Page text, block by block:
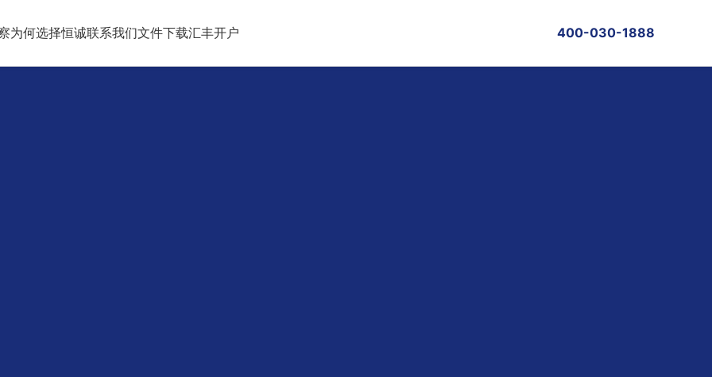
为何选择恒诚联系我们文件下载汇丰开户 400-030-1888